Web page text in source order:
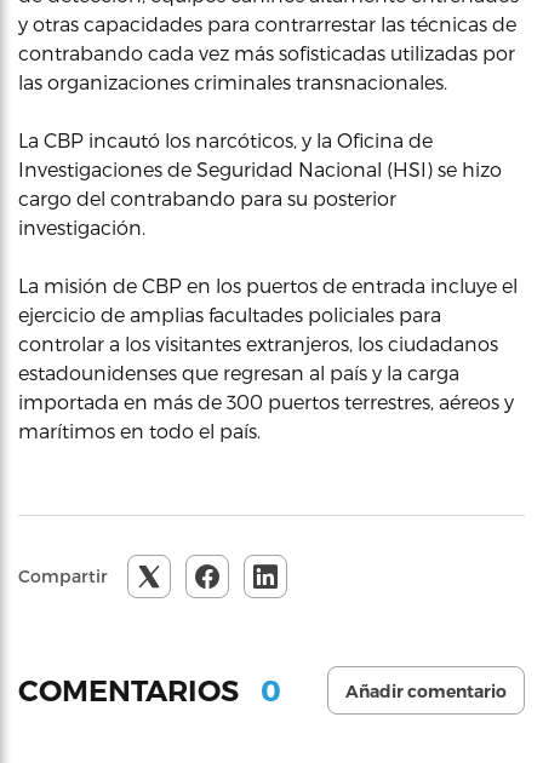
y otras capacidades para contrarrestar las técnicas de
contrabando cada vez más sofisticadas utilizadas por
las organizaciones criminales transnacionales.
La CBP incautó los narcóticos, y la Oficina de
Investigaciones de Seguridad Nacional (HSI) se hizo
cargo del contrabando para su posterior
investigación.
La misión de CBP en los puertos de entrada incluye el
ejercicio de amplias facultades policiales para
controlar a los visitantes extranjeros, los ciudadanos
estadounidenses que regresan al país y la carga
importada en más de 300 puertos terrestres, aéreos y
marítimos en todo el país.
Compartir
COMENTARIOS 0 Añadir comentario